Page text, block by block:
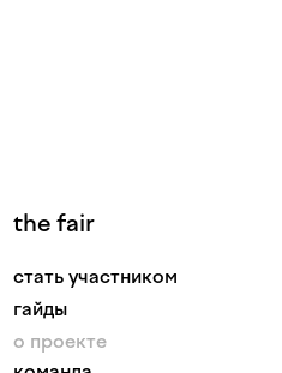
the fair
стать участником
гайды
о проекте